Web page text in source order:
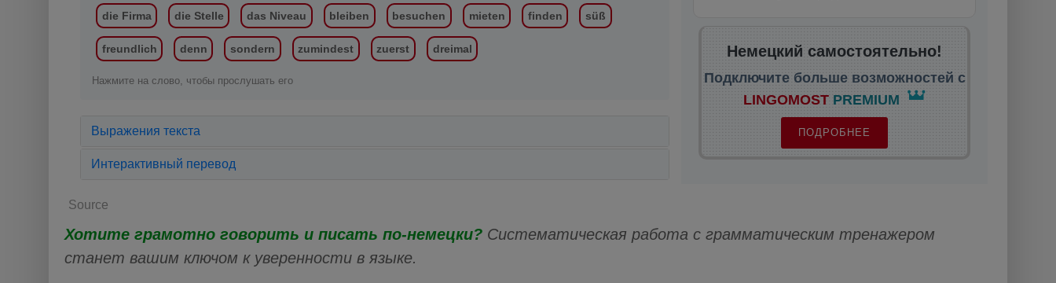
die Firma die Stelle das Niveau bleiben besuchen mieten finden süß
freundlich denn sondern zumindest zuerst dreimal
Нажмите на слово, чтобы прослушать его
Выражения текста
Интерактивный перевод
Немецкий самостоятельно!
Подключите больше возможностей с
LINGOMOST PREMIUM
ПОДРОБНЕЕ
Source
Хотите грамотно говорить и писать по-немецки? Систематическая работа с грамматическим тренажером
станет вашим ключом к уверенности в языке.